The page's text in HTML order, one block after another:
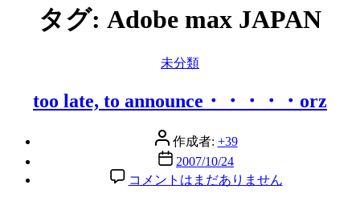
タグ: Adobe max JAPAN
カ
ゴ
リ
未分類
too late, to announce・・・・・orz
投
稿
者
作成者: +39
投
稿
2007/10/24
too
late,
コメントはまだありません